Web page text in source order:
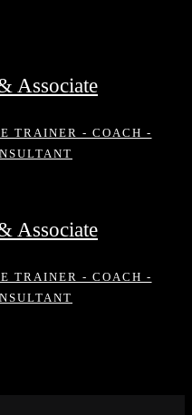
Associate
TRAINER - COACH -
Associate
TRAINER - COACH -